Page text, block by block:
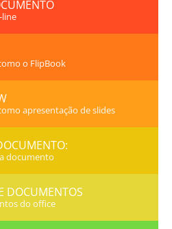
o FlipBook
apresentação de slides
documento
DOCUMENTOS
do office